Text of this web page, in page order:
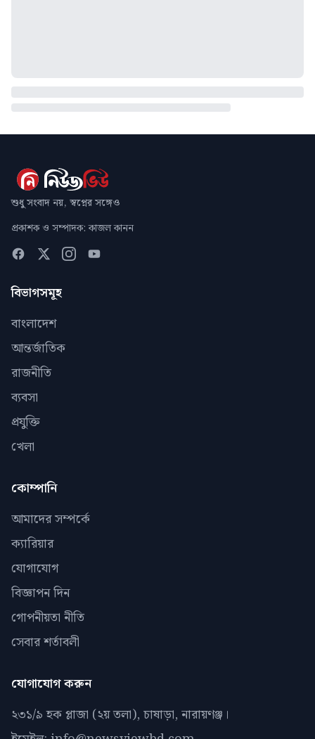
শুধু সংবাদ নয়, স্বপ্নের সঙ্গেও
প্রকাশক ও সম্পাদক: কাজল কানন
বিভাগসমূহ
বাংলাদেশ
আন্তর্জাতিক
রাজনীতি
ব্যবসা
প্রযুক্তি
খেলা
কোম্পানি
আমাদের সম্পর্কে
ক্যারিয়ার
যোগাযোগ
বিজ্ঞাপন দিন
গোপনীয়তা নীতি
সেবার শর্তাবলী
যোগাযোগ করুন
২৩১/৯ হক প্লাজা (২য় তলা), চাষাড়া, নারায়ণঞ্জ।